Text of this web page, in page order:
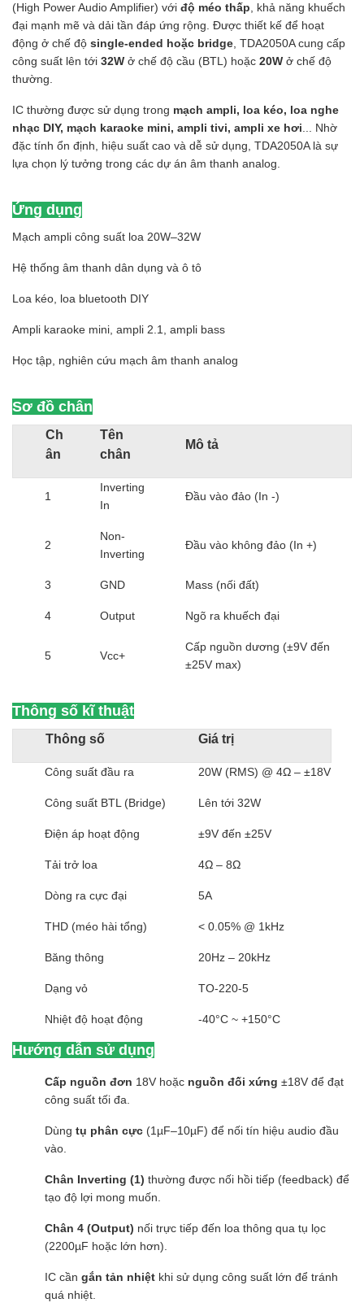
(High Power Audio Amplifier) với độ méo thấp , khả năng khuếch
đại mạnh mẽ và dải tần đáp ứng rộng. Được thiết kế để hoạt
động ở chế độ single-ended hoặc bridge , TDA2050A cung cấp
công suất lên tới 32W ở chế độ cầu (BTL) hoặc 20W ở chế độ
thường.
IC thường được sử dụng trong mạch ampli, loa kéo, loa nghe
nhạc DIY, mạch karaoke mini, ampli tivi, ampli xe hơi ... Nhờ
đặc tính ổn định, hiệu suất cao và dễ sử dụng, TDA2050A là sự
lựa chọn lý tưởng trong các dự án âm thanh analog.
Ứng dụng
Mạch ampli công suất loa 20W–32W
Hệ thống âm thanh dân dụng và ô tô
Loa kéo, loa bluetooth DIY
Ampli karaoke mini, ampli 2.1, ampli bass
Học tập, nghiên cứu mạch âm thanh analog
Sơ đồ chân
Ch
ân
Tên
chân
Mô tả
1
Inverting
In
Đầu vào đảo (In -)
2
Non-
Inverting
Đầu vào không đảo (In +)
3 GND Mass (nối đất)
4 Output Ngõ ra khuếch đại
5 Vcc+
Cấp nguồn dương (±9V đến
±25V max)
Thông số kĩ thuật
Thông số Giá trị
Công suất đầu ra 20W (RMS) @ 4Ω – ±18V
Công suất BTL (Bridge) Lên tới 32W
Điện áp hoạt động ±9V đến ±25V
Tải trở loa 4Ω – 8Ω
Dòng ra cực đại 5A
THD (méo hài tổng) < 0.05% @ 1kHz
Băng thông 20Hz – 20kHz
Dạng vỏ TO-220-5
Nhiệt độ hoạt động -40°C ~ +150°C
Hướng dẫn sử dụng
Cấp nguồn đơn 18V hoặc nguồn đối xứng ±18V để đạt
công suất tối đa.
Dùng tụ phân cực (1µF–10µF) để nối tín hiệu audio đầu
vào.
Chân Inverting (1) thường được nối hồi tiếp (feedback) để
tạo độ lợi mong muốn.
Chân 4 (Output) nối trực tiếp đến loa thông qua tụ lọc
(2200µF hoặc lớn hơn).
IC cần gắn tản nhiệt khi sử dụng công suất lớn để tránh
quá nhiệt.